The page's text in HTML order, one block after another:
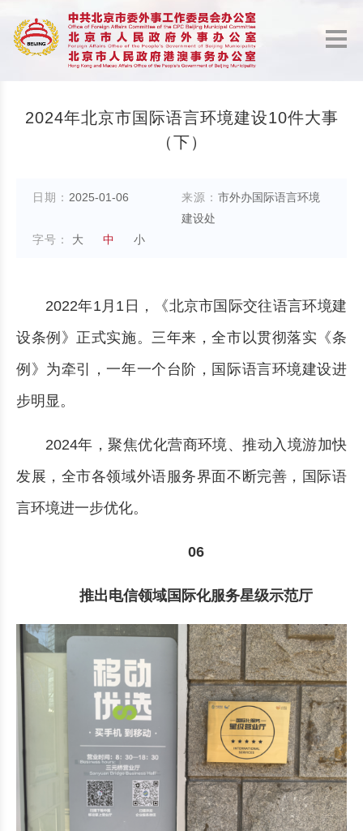
2024年北京市国际语言环境建设10件大事
（下）
日期： 2025-01-06 来源： 市外办国际语言环境
建设处
字号：
大 中 小
2022年1月1日，《北京市国际交往语言环境建
设条例》正式实施。三年来，全市以贯彻落实《条
例》为牵引，一年一个台阶，国际语言环境建设进
步明显。
2024年，聚焦优化营商环境、推动入境游加快
发展，全市各领域外语服务界面不断完善，国际语
言环境进一步优化。
06
推出电信领域国际化服务星级示范厅